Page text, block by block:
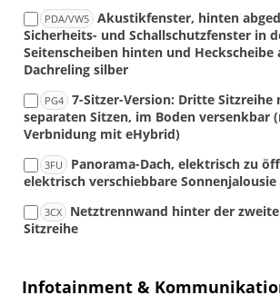
PDA/VW5 Akustikfenster, hinten
Sicherheits- und Schallschutzfenster in
Seitenscheiben hinten und Heckscheibe
Dachreling silber
PG4 7-Sitzer-Version: Dritte Sitzreihe
separaten Sitzen, im Boden versenkbar
Verbnidung mit eHybrid)
3FU
Panorama-Dach, elektrisch zu
elektrisch verschiebbare Sonnenjalousie
3CX
Netztrennwand hinter der
Sitzreihe
Infotainment &